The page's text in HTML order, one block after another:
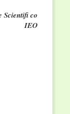
Scientifi co
IEO